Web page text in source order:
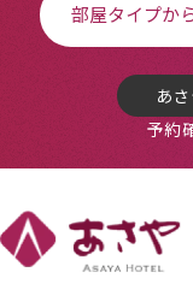
部屋タイプか
あ
予約